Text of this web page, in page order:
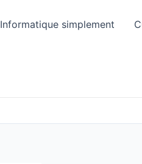
Informatique simplement